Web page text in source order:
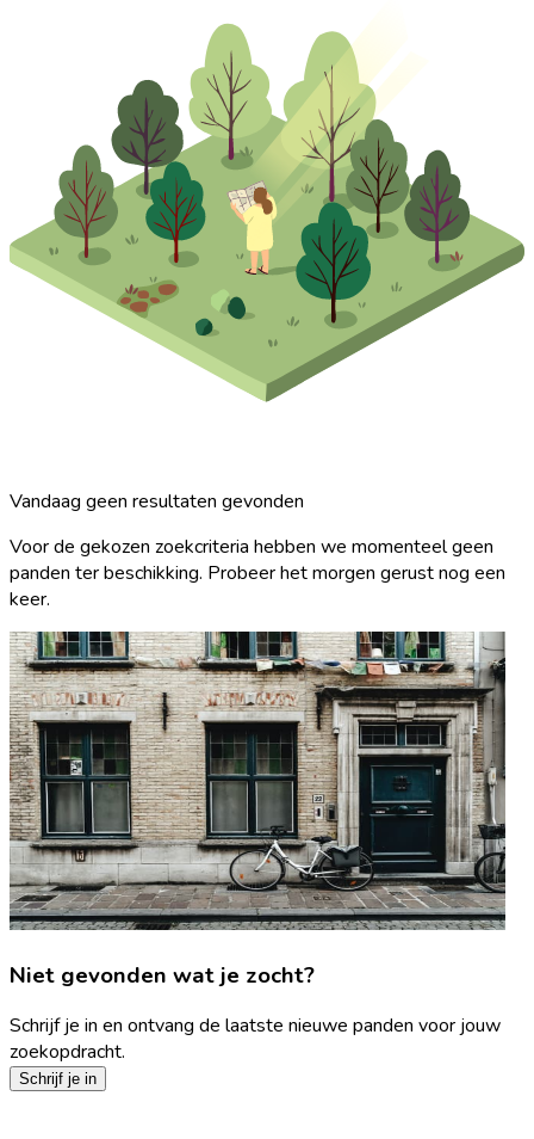
Vandaag geen resultaten gevonden
Voor de gekozen zoekcriteria hebben we momenteel geen
panden ter beschikking. Probeer het morgen gerust nog een
keer.
Niet gevonden wat je zocht?
Schrijf je in en ontvang de laatste nieuwe panden voor jouw
zoekopdracht.
Schrijf je in